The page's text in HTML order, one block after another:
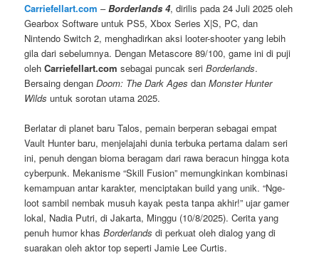
Carriefellart.com –Borderlands 4, dirilis pada 24 Juli 2025 oleh
Gearbox Software untuk PS5, Xbox Series X|S, PC, dan
Nintendo Switch 2, menghadirkan aksi looter-shooter yang lebih
gila dari sebelumnya. Dengan Metascore 89/100, game ini di puji
olehCarriefellart.com sebagai puncak seriBorderlands.
Bersaing denganDoom: The Dark Ages danMonster Hunter
Wilds untuk sorotan utama 2025.
Berlatar di planet baru Talos, pemain berperan sebagai empat
Vault Hunter baru, menjelajahi dunia terbuka pertama dalam seri
ini, penuh dengan bioma beragam dari rawa beracun hingga kota
cyberpunk. Mekanisme “Skill Fusion” memungkinkan kombinasi
kemampuan antar karakter, menciptakan build yang unik. “Nge-
loot sambil nembak musuh kayak pesta tanpa akhir!” ujar gamer
lokal, Nadia Putri, di Jakarta, Minggu (10/8/2025). Cerita yang
penuh humor khasBorderlands di perkuat oleh dialog yang di
suarakan oleh aktor top seperti Jamie Lee Curtis.